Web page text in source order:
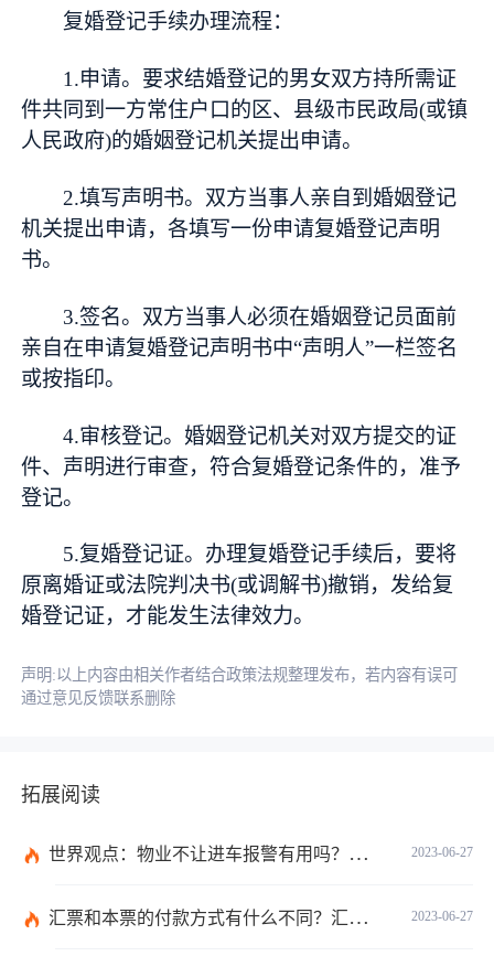
复婚登记手续办理流程：
1.申请。要求结婚登记的男女双方持所需证
件共同到一方常住户口的区、县级市民政局(或镇
人民政府)的婚姻登记机关提出申请。
2.填写声明书。双方当事人亲自到婚姻登记
机关提出申请，各填写一份申请复婚登记声明
书。
3.签名。双方当事人必须在婚姻登记员面前
亲自在申请复婚登记声明书中“声明人”一栏签名
或按指印。
4.审核登记。婚姻登记机关对双方提交的证
件、声明进行审查，符合复婚登记条件的，准予
登记。
5.复婚登记证。办理复婚登记手续后，要将
原离婚证或法院判决书(或调解书)撤销，发给复
婚登记证，才能发生法律效力。
声明:以上内容由相关作者结合政策法规整理发布，若内容有误可
通过意见反馈联系删除
拓展阅读
2023-06-27
世界观点：物业不让进车报警有用吗？小区不让业主进车该怎么投诉？
2023-06-27
汇票和本票的付款方式有什么不同？汇票和本票包含的交易数有什么不同？ 环球今热点